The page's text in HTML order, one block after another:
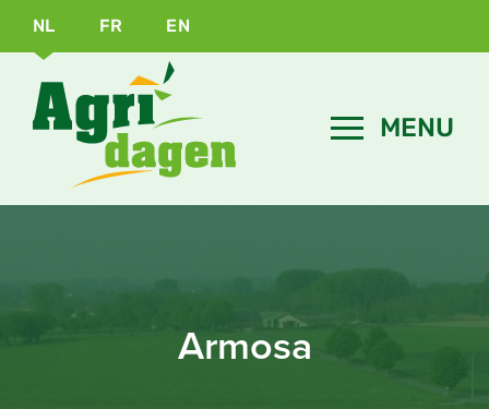
NL FR EN
Armosa